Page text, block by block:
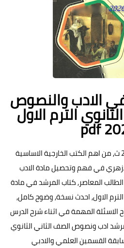
الادب والنصوص
الترم الاول
pdf
كتاب المرشد ادب ونصوص 2 ث, من اهم الكتب الخارجية الاساسية
في فهم وتحصيل مادة الادب
المعاصر, كتاب المرشد في مادة
الاول, احدث نسخة, وضوح كامل,
الاسئلة المهمة في اثناء شرح الدرس
ادب ونصوص الصف الثاني الثانوي
القسمين العلمي والادبي